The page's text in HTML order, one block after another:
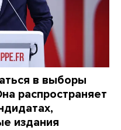
в выборы
распространяет
издания